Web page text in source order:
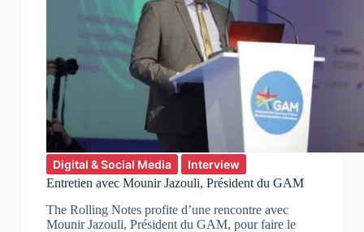
Digital & Social Media
Interview
Entretien avec Mounir Jazouli, Président du GAM
The Rolling Notes profite d’une rencontre avec
Mounir Jazouli, Président du GAM, pour faire le